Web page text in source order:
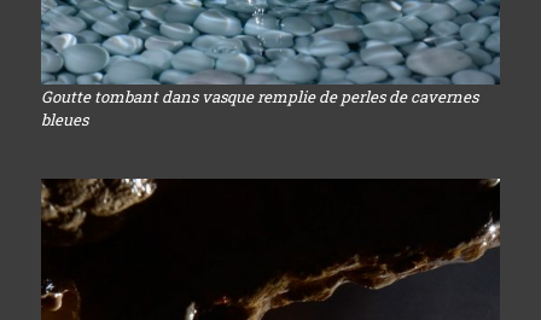
Goutte tombant dans vasque remplie de perles de cavernes
bleues